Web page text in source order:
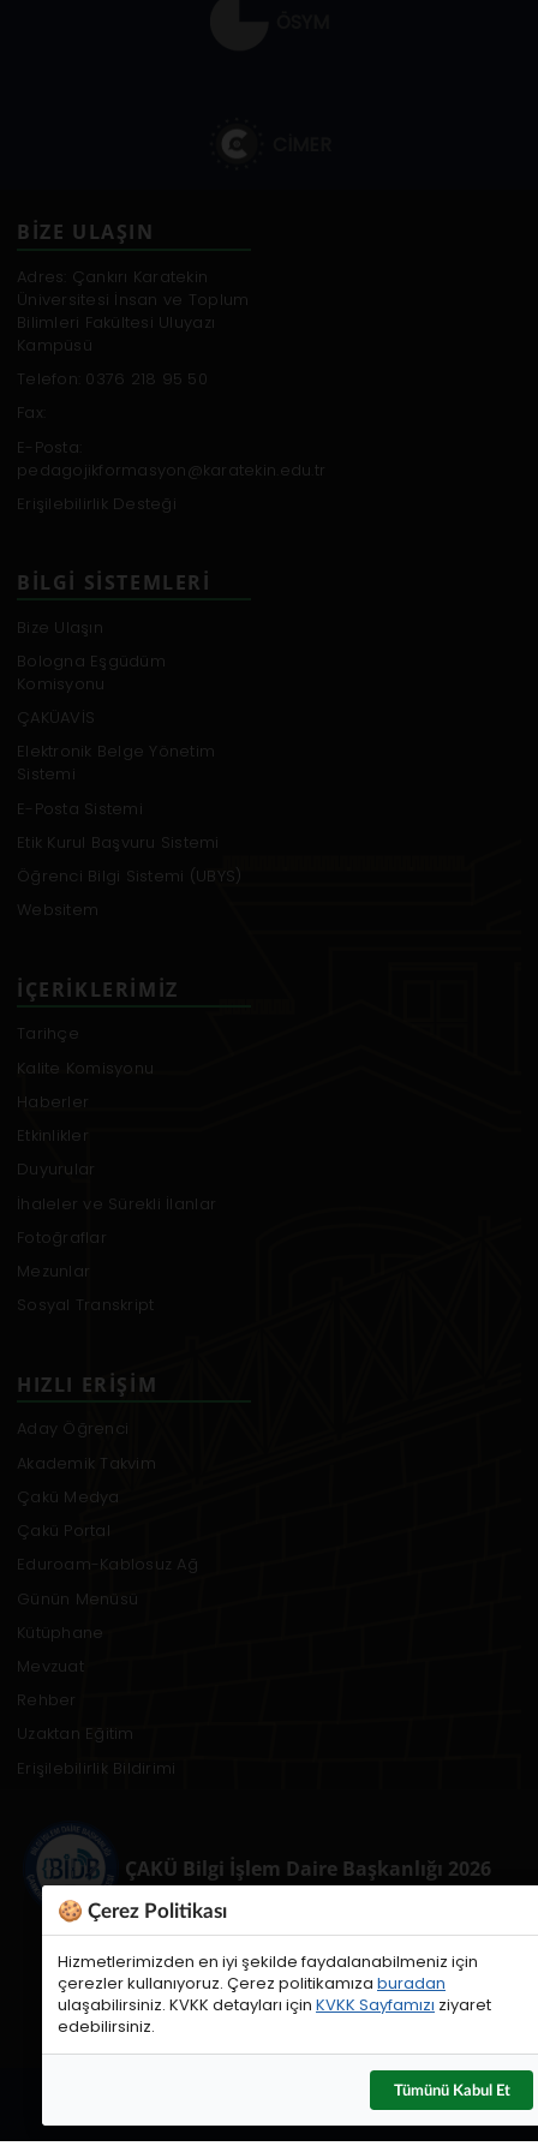
BİZE ULAŞIN
Adres: Çankırı Karatekin
Üniversitesi İnsan ve Toplum
Bilimleri Fakültesi Uluyazı
Kampüsü
Telefon: 0376 218 95 50
Fax:
E-Posta:
pedagojikformasyon@karatekin.edu.tr
Erişilebilirlik Desteği
BILGI SISTEMLERI
Bize Ulaşın
Bologna Eşgüdüm
Komisyonu
ÇAKÜAVİS
Elektronik Belge Yönetim
Sistemi
E-Posta Sistemi
Etik Kurul Başvuru Sistemi
Öğrenci Bilgi Sistemi (UBYS)
Websitem
İÇERIKLERIMIZ
Tarihçe
Kalite Komisyonu
Haberler
Etkinlikler
Duyurular
İhaleler ve Sürekli İlanlar
Fotoğraflar
Mezunlar
Sosyal Transkript
HIZLI ERIŞIM
Aday Öğrenci
Akademik Takvim
Çakü Medya
Çakü Portal
Eduroam-Kablosuz Ağ
Günün Menüsü
Kütüphane
Mevzuat
Rehber
Uzaktan Eğitim
Erişilebilirlik Bildirimi
ÇAKÜ Bilgi İşlem Daire Başkanlığı 2026
🍪 Çerez Politikası
Hizmetlerimizden en iyi şekilde faydalanabilmeniz için
çerezler kullanıyoruz. Çerez politikamıza buradan
ulaşabilirsiniz. KVKK detayları için KVKK Sayfamızı ziyaret
edebilirsiniz.
Tümünü Kabul Et